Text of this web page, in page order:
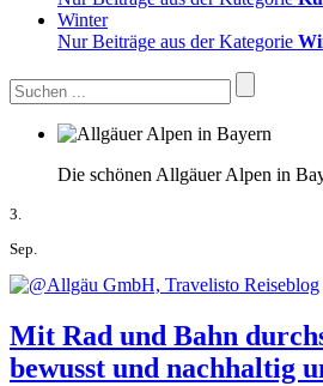
Winter
Nur Beiträge aus der Kategorie
Die schönen Allgäuer Alpen in
3.
Sep.
Mit Rad und Bahn
bewusst und nachhaltig